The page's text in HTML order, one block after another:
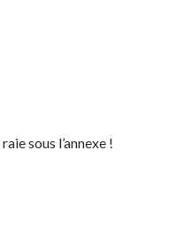
sous l’annexe !